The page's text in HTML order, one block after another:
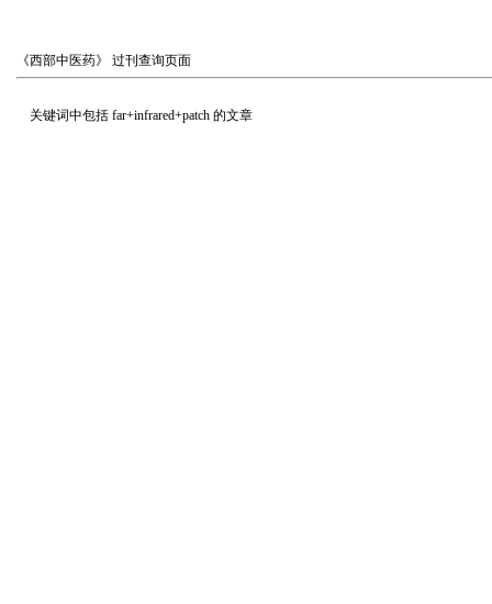
《西部中医药》 过刊查询页面
关键词中包括 far+infrared+patch 的文章